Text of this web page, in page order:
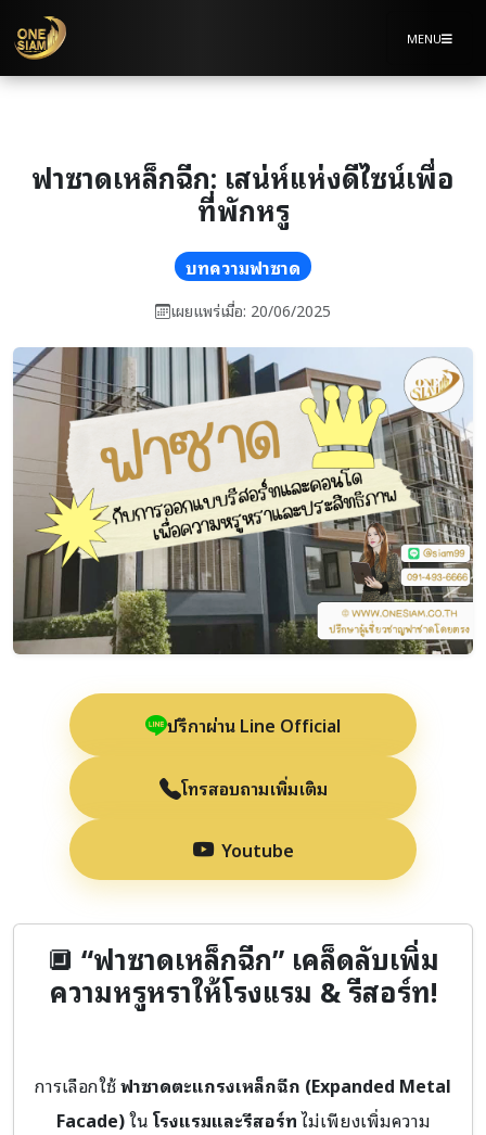
MENU
ฟาซาดเหล็กฉีก: เสน่ห์แห่งดีไซน์เพื่อ
ที่พักหรู
บทความฟาซาด
เผยแพร่เมื่อ: 20/06/2025
ปรึกษาผ่าน Line Official
โทรสอบถามเพิ่มเติม
Youtube
🔲 “ฟาซาดเหล็กฉีก” เคล็ดลับเพิ่ม
ความหรูหราให้โรงแรม & รีสอร์ท!
การเลือกใช้ฟาซาดตะแกรงเหล็กฉีก (Expanded Metal
Facade)ในโรงแรมและรีสอร์ทไม่เพียงเพิ่มความ